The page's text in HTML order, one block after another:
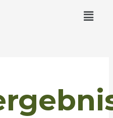
Menü